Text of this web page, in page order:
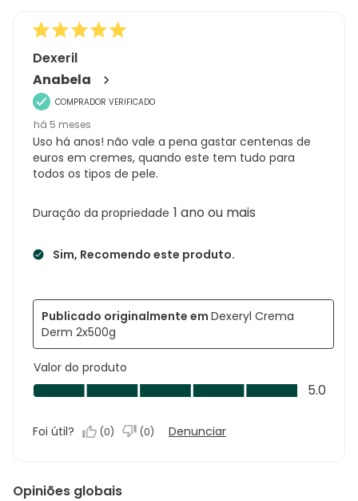
247
análises
Dexeril
Anabela
COMPRADOR VERIFICADO
há 5 meses
Uso há anos! não vale a pena gastar centenas de
euros em cremes, quando este tem tudo para
todos os tipos de pele.
Duração da propriedade 1 ano ou mais
Sim, Recomendo este produto.
Publicado originalmente em Dexeryl Crema
Derm 2x500g
Valor do produto
Valor
do
5.0
5.0
Foi útil? (0) (0) Denunciar
Opiniões globais